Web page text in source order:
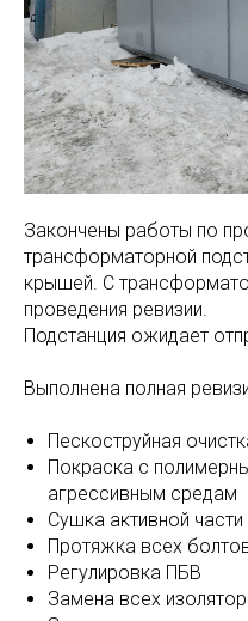
Закончены работы по
трансформаторной
крышей. С
проведения ревизии.
Подстанция ожидает
Выполнена полная
Пескоструйная
Покраска с
агрессивным средам
Сушка активной части
Протяжка всех
Регулировка ПБВ
Замена всех